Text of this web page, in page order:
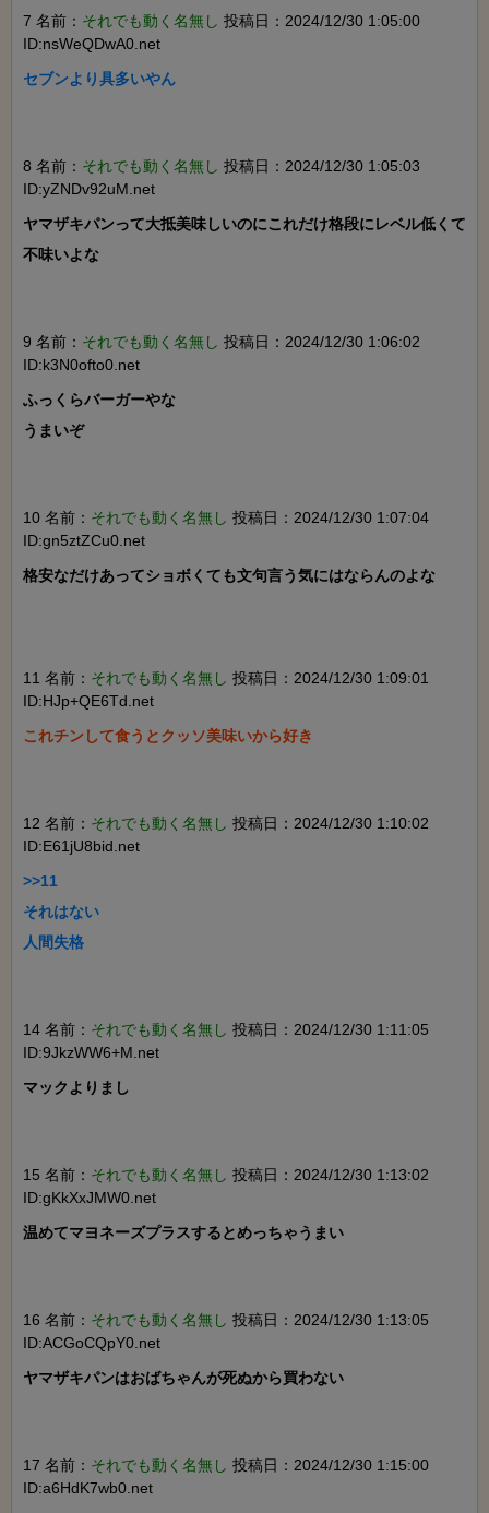
7 名前： それでも動く名無し 投稿日：2024/12/30 1:05:00
ID:nsWeQDwA0.net
セブンより具多いやん
8 名前： それでも動く名無し 投稿日：2024/12/30 1:05:03
ID:yZNDv92uM.net
ヤマザキパンって大抵美味しいのにこれだけ格段にレベル低くて
不味いよな
9 名前： それでも動く名無し 投稿日：2024/12/30 1:06:02
ID:k3N0ofto0.net
ふっくらバーガーやな
うまいぞ
10 名前： それでも動く名無し 投稿日：2024/12/30 1:07:04
ID:gn5ztZCu0.net
格安なだけあってショボくても文句言う気にはならんのよな
11 名前： それでも動く名無し 投稿日：2024/12/30 1:09:01
ID:HJp+QE6Td.net
これチンして食うとクッソ美味いから好き
12 名前： それでも動く名無し 投稿日：2024/12/30 1:10:02
ID:E61jU8bid.net
>>11
それはない
人間失格
14 名前： それでも動く名無し 投稿日：2024/12/30 1:11:05
ID:9JkzWW6+M.net
マックよりまし
15 名前： それでも動く名無し 投稿日：2024/12/30 1:13:02
ID:gKkXxJMW0.net
温めてマヨネーズプラスするとめっちゃうまい
16 名前： それでも動く名無し 投稿日：2024/12/30 1:13:05
ID:ACGoCQpY0.net
ヤマザキパンはおばちゃんが死ぬから買わない
17 名前： それでも動く名無し 投稿日：2024/12/30 1:15:00
ID:a6HdK7wb0.net